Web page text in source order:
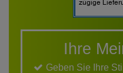
Ihre
Geben Sie Ihre